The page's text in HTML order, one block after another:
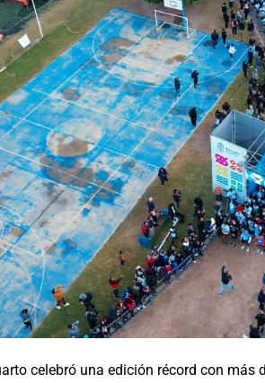
celebró una edición récord con más